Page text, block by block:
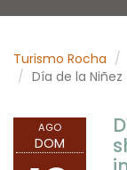
Turismo Rocha
Día de la Niñez
AGO
DOM